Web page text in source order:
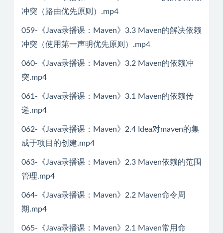
冲突（路由优先原则）.mp4
059-《Java录播课：Maven》3.3 Maven的解决依赖
冲突（使用第一声明优先原则）.mp4
060-《Java录播课：Maven》3.2 Maven的依赖冲
突.mp4
061-《Java录播课：Maven》3.1 Maven的依赖传
递.mp4
062-《Java录播课：Maven》2.4 Idea对maven的集
成于项目的创建.mp4
063-《Java录播课：Maven》2.3 Maven依赖的范围
管理.mp4
064-《Java录播课：Maven》2.2 Maven命令周
期.mp4
065-《Java录播课：Maven》2.1 Maven常用命